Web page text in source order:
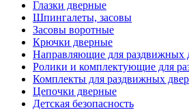
Глазки дверные
Шпингалеты, засовы
Засовы воротные
Крючки дверные
Направляющие для раздвижных
Ролики и комплектующие для
Комплекты для раздвижных
Цепочки дверные
Детская безопасность